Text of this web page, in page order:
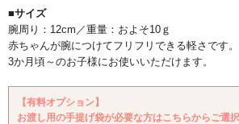
■サイズ
腕周り：12cm／重量：およそ10ｇ
赤ちゃんが腕につけてフリフリできる軽さです。
3か月頃～のお子様にお使いいただけます。
【有料オプション】
お渡し用の手提げ袋が必要な方はこちらからご選択